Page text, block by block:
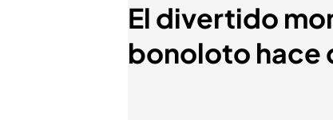
El divertido
bonoloto hace